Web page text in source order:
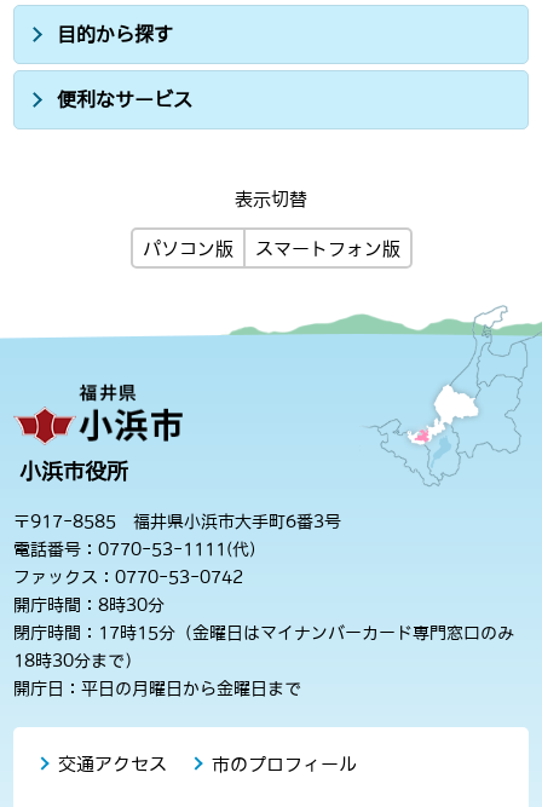
目的から探す
便利なサービス
表示切替
パソコン版 スマートフォン版
小浜市役所
〒917-8585 福井県小浜市大手町6番3号
電話番号：0770-53-1111(代)
ファックス：0770-53-0742
開庁時間：8時30分
閉庁時間：17時15分（金曜日はマイナンバーカード専門窓口のみ
18時30分まで）
開庁日：平日の月曜日から金曜日まで
交通アクセス 市のプロフィール